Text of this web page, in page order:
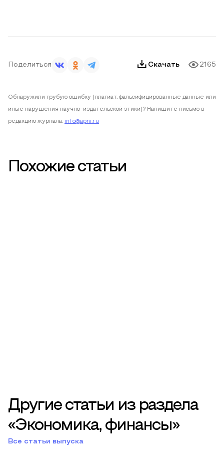
Поделиться Скачать 2165
Обнаружили грубую ошибку (плагиат, фальсифицированные данные или
иные нарушения научно-издательской этики)? Напишите письмо в
редакцию журнала: info@apni.ru
Похожие статьи
Другие статьи из раздела
«Экономика, финансы»
Все статьи выпуска